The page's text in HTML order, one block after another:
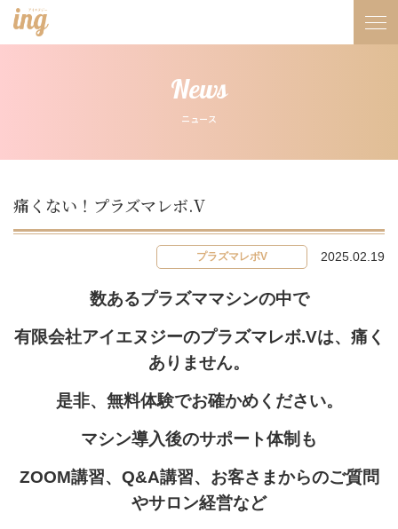
News
ニュース
痛くない！プラズマレボ.V
プラズマレボV 2025.02.19
数あるプラズママシンの中で
有限会社アイエヌジーのプラズマレボ.Vは、痛く
ありません。
是非、無料体験でお確かめください。
マシン導入後のサポート体制も
ZOOM講習、Q&A講習、お客さまからのご質問
やサロン経営など